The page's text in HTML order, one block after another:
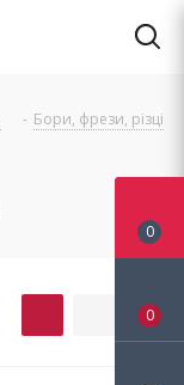
- Бори, фрези, різці
0
0